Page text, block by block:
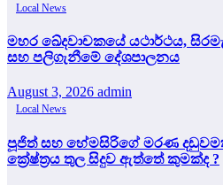
Local News
මහර ඛේදවාචකයේ යථාර්ථය,
සහ පලිගැනීමේ දේශපාලනය
August 3, 2026 admin
Local News
පූජිත් සහ හේමසිරිගේ මරණ
ක්‍රේෂ්ත්‍රය තුල සිදුව ඇත්තේ කුමක්ද ?